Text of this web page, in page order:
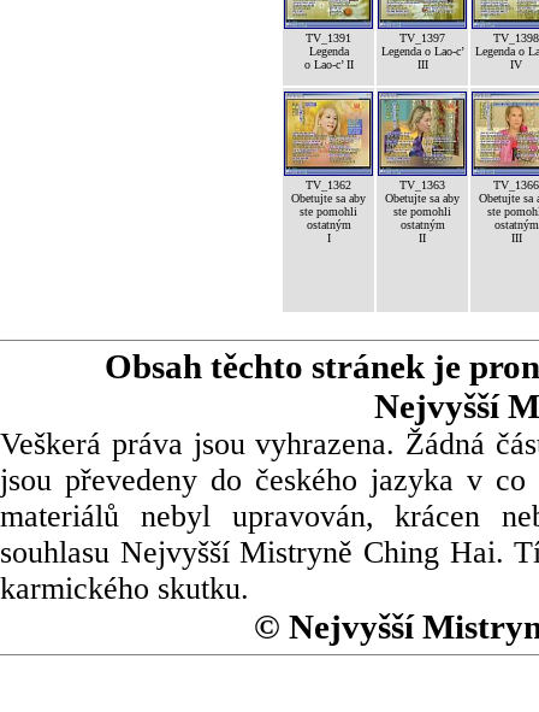
TV_1391
Legenda
o Lao-c’ II
TV_1397
Legenda o Lao-c’
III
TV_1398
Legenda o
IV
TV_1362
Obetujte sa aby
ste pomohli
ostatným
I
TV_1363
Obetujte sa aby
ste pomohli
ostatným
II
TV_1366
Obetujte sa
ste
ostatným
III
Obsah těchto stránek je
Nejvyšší
Veškerá práva jsou vyhrazena. Žádná
jsou převedeny do českého jazyka v
materiálů nebyl upravován, krácen
souhlasu Nejvyšší Mistryně Ching Hai.
karmického skutku.
© Nejvyšší